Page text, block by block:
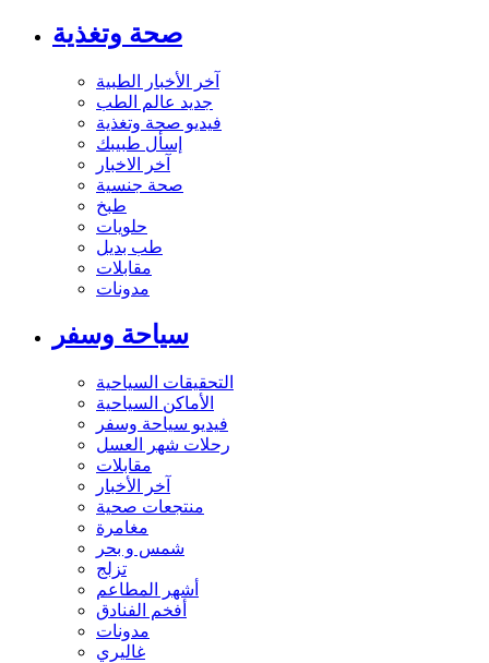
صحة وتغذية
آخر الأخبار الطبية
جديد عالم الطب
فيديو صحة وتغذية
إسأل طبيبك
آخر الاخبار
صحة جنسية
طبخ
حلويات
طب بديل
مقابلات
مدونات
سياحة وسفر
التحقيقات السياحية
الأماكن السياحية
فيديو سياحة وسفر
رحلات شهر العسل
مقابلات
آخر الأخبار
منتجعات صحية
مغامرة
شمس و بحر
تزلج
أشهر المطاعم
أفخم الفنادق
مدونات
غاليري